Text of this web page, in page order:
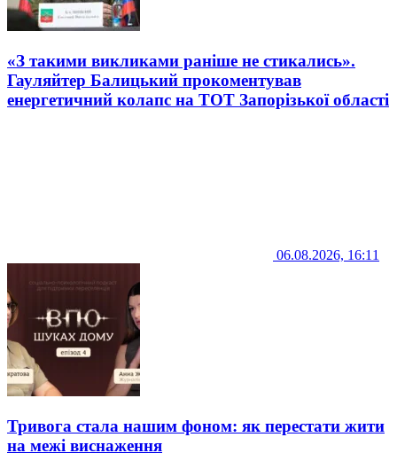
«З такими викликами раніше не стикались».
Гауляйтер Балицький прокоментував
енергетичний колапс на ТОТ Запорізької області
06.08.2026, 16:11
Тривога стала нашим фоном: як перестати жити
на межі виснаження